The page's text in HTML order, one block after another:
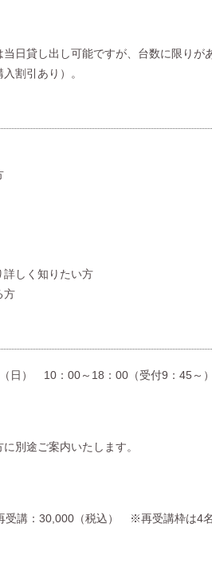
日貸し出し可能ですが、台数に限り
割引あり）。
詳しく知りたい方
方
日） 10：00～18：00（受付9：45
途ご案内いたします。
受講：30,000（税込） ※再受講枠は